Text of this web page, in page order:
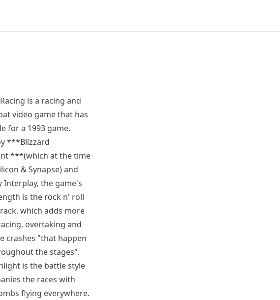
is a racing and
video game that has
for a 1993 game.
***Blizzard
***(which at the time
& Synapse) and
Interplay, the game's
is the rock n' roll
which adds more
overtaking and
crashes "that happen
the stages".
is the battle style
the races with
flying everywhere.